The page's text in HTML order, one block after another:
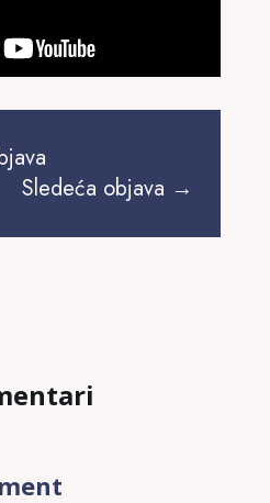
Sledeća objava →